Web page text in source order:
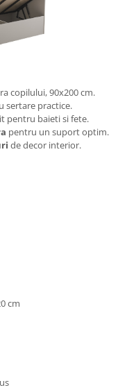
copilului, 90x200 cm.
sertare practice.
pentru baieti si fete.
pentru un suport optim.
de decor interior.
cm